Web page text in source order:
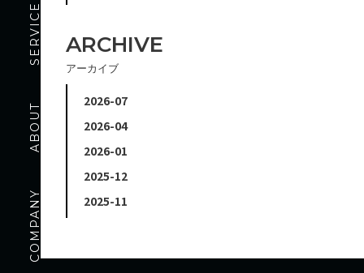
SERVICE
ABOUT
COMPANY
ARCHIVE
アーカイブ
2026-07
2026-04
2026-01
2025-12
2025-11